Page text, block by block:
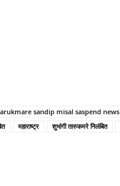
sandip misal saspend news
महाराष्ट्र शुभांगी तारुकमरे निलंबित